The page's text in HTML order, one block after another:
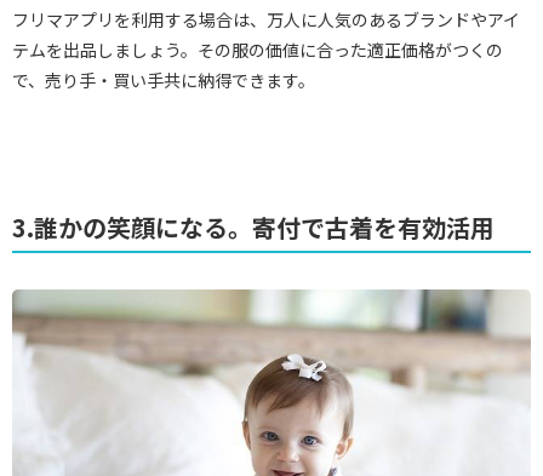
フリマアプリを利用する場合は、万人に人気のあるブランドやアイ
テムを出品しましょう。その服の価値に合った適正価格がつくの
で、売り手・買い手共に納得できます。
3.誰かの笑顔になる。寄付で古着を有効活用